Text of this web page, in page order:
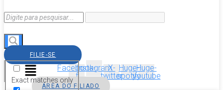
Exact matches only
Menu
FILIE-SE
Facebook-
f
InstagramX-
twitter
Huge-
spotify
Huge-
youtube
ÁREA DO FILIADO